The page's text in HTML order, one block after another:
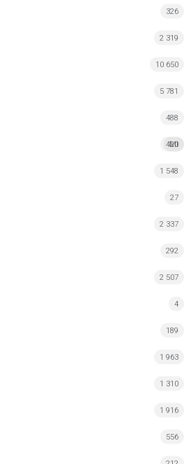
326
2 319
10 650
5 781
488
MI
420
1 548
27
2 337
292
2 507
4
189
1 963
1 310
1 916
556